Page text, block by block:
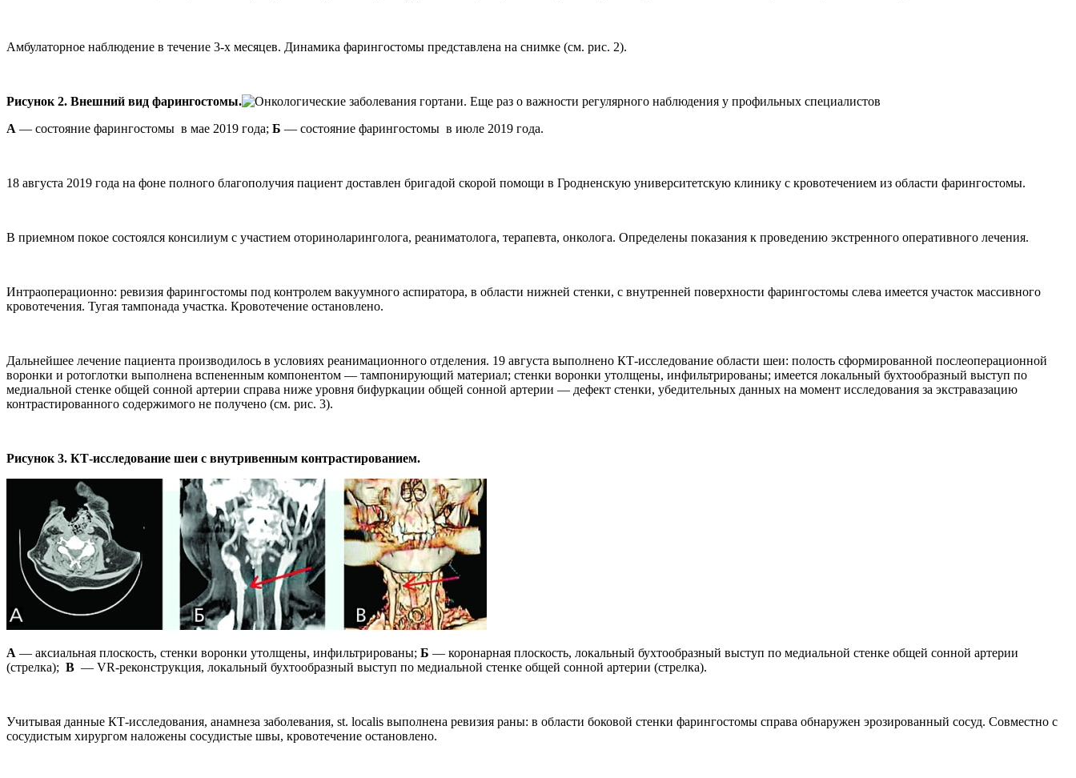
Амбулаторное наблюдение в течение 3-х месяцев. Динамика фарингостомы представлена на снимке (см. рис. 2).
Рисунок 2. Внешний вид фарингостомы.
А — состояние фарингостомы в мае 2019 года; Б — состояние фарингостомы в июле 2019 года.
18 августа 2019 года на фоне полного благополучия пациент доставлен бригадой скорой помощи в Гродненскую университетскую клинику с кровотечением из области фарингостомы.
В приемном покое состоялся консилиум с участием оториноларинголога, реаниматолога, терапевта, онколога. Определены показания к проведению экстренного оперативного лечения.
Интраоперационно: ревизия фарингостомы под контролем вакуумного аспиратора, в области нижней стенки, с внутренней поверхности фарингостомы слева имеется участок массивного
кровотечения. Тугая тампонада участка. Кровотечение остановлено.
Дальнейшее лечение пациента производилось в условиях реанимационного отделения. 19 августа выполнено КТ-исследование области шеи: полость сформированной послеоперационной
воронки и ротоглотки выполнена вспененным компонентом — тампонирующий материал; стенки воронки утолщены, инфильтрированы; имеется локальный бухтообразный выступ по
медиальной стенке общей сонной артерии справа ниже уровня бифуркации общей сонной артерии — дефект стенки, убедительных данных на момент исследования за экстравазацию
контрастированного содержимого не получено (см. рис. 3).
Рисунок 3. КТ-исследование шеи с внутривенным контрастированием.
А — аксиальная плоскость, стенки воронки утолщены, инфильтрированы; Б — коронарная плоскость, локальный бухтообразный выступ по медиальной стенке общей сонной артерии
(стрелка); В — VR-реконструкция, локальный бухтообразный выступ по медиальной стенке общей сонной артерии (стрелка).
Учитывая данные КТ-исследования, анамнеза заболевания, st. localis выполнена ревизия раны: в области боковой стенки фарингостомы справа обнаружен эрозированный сосуд. Совместно с
сосудистым хирургом наложены сосудистые швы, кровотечение остановлено.